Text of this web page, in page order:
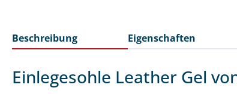
Beschreibung Eigenschaften
Einlegesohle Leather Gel